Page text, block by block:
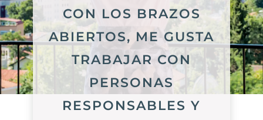
CON LOS BRAZOS
ABIERTOS, ME GUSTA
TRABAJAR CON
PERSONAS
RESPONSABLES Y